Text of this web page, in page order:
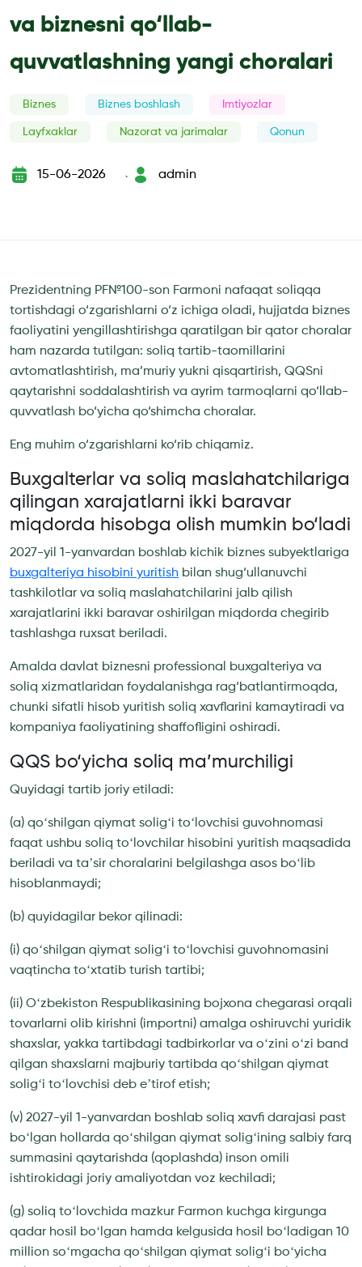
va biznesni qo‘llab-
quvvatlashning yangi choralari
Biznes Biznes boshlash Imtiyozlar
Layfxaklar Nazorat va jarimalar Qonun
15-06-2026
`
admin
Prezidentning PF№100-son Farmoni nafaqat soliqqa
tortishdagi o‘zgarishlarni o‘z ichiga oladi, hujjatda biznes
faoliyatini yengillashtirishga qaratilgan bir qator choralar
ham nazarda tutilgan: soliq tartib-taomillarini
avtomatlashtirish, ma’muriy yukni qisqartirish, QQSni
qaytarishni soddalashtirish va ayrim tarmoqlarni qo‘llab-
quvvatlash bo‘yicha qo‘shimcha choralar.
Eng muhim o‘zgarishlarni ko‘rib chiqamiz.
Buxgalterlar va soliq maslahatchilariga
qilingan xarajatlarni ikki baravar
miqdorda hisobga olish mumkin bo‘ladi
2027-yil 1-yanvardan boshlab kichik biznes subyektlariga
buxgalteriya hisobini yuritish bilan shug‘ullanuvchi
tashkilotlar va soliq maslahatchilarini jalb qilish
xarajatlarini ikki baravar oshirilgan miqdorda chegirib
tashlashga ruxsat beriladi.
Amalda davlat biznesni professional buxgalteriya va
soliq xizmatlaridan foydalanishga rag‘batlantirmoqda,
chunki sifatli hisob yuritish soliq xavflarini kamaytiradi va
kompaniya faoliyatining shaffofligini oshiradi.
QQS bo‘yicha soliq ma’murchiligi
Quyidagi tartib joriy etiladi:
(a) qoʻshilgan qiymat soligʻi toʻlovchisi guvohnomasi
faqat ushbu soliq toʻlovchilar hisobini yuritish maqsadida
beriladi va taʼsir choralarini belgilashga asos boʻlib
hisoblanmaydi;
(b) quyidagilar bekor qilinadi:
(i) qoʻshilgan qiymat soligʻi toʻlovchisi guvohnomasini
vaqtincha toʻxtatib turish tartibi;
(ii) Oʻzbekiston Respublikasining bojxona chegarasi orqali
tovarlarni olib kirishni (importni) amalga oshiruvchi yuridik
shaxslar, yakka tartibdagi tadbirkorlar va oʻzini oʻzi band
qilgan shaxslarni majburiy tartibda qoʻshilgan qiymat
soligʻi toʻlovchisi deb eʼtirof etish;
(v) 2027-yil 1-yanvardan boshlab soliq xavfi darajasi past
boʻlgan hollarda qoʻshilgan qiymat soligʻining salbiy farq
summasini qaytarishda (qoplashda) inson omili
ishtirokidagi joriy amaliyotdan voz kechiladi;
(g) soliq toʻlovchida mazkur Farmon kuchga kirgunga
qadar hosil boʻlgan hamda kelgusida hosil boʻladigan 10
million soʻmgacha qoʻshilgan qiymat soligʻi boʻyicha